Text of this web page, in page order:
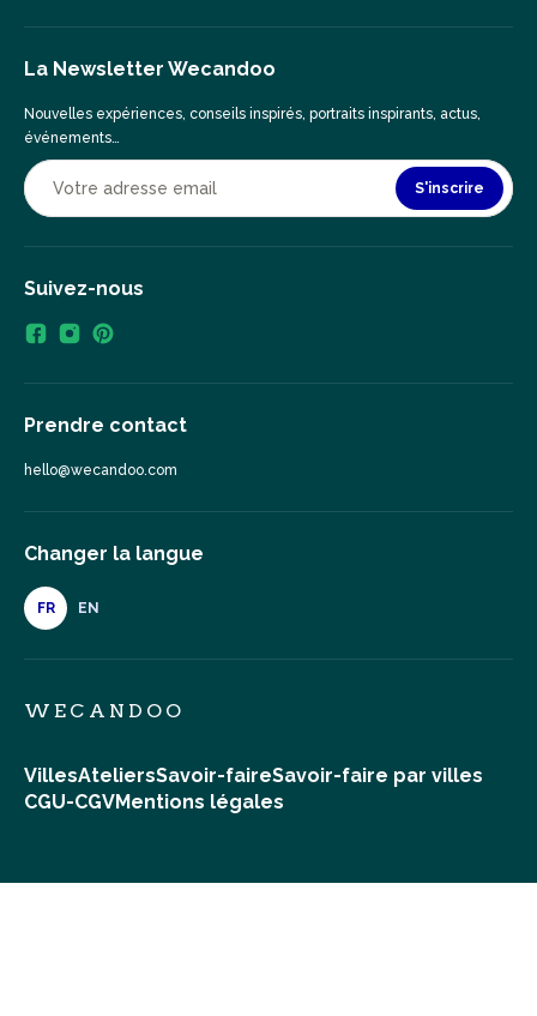
La Newsletter Wecandoo
Nouvelles expériences, conseils inspirés, portraits inspirants, actus,
événements…
S'inscrire
Suivez-nous
Prendre contact
hello@wecandoo.com
Changer la langue
FR EN
WECANDOO
VillesAteliersSavoir-faireSavoir-faire par villes
CGU-CGVMentions légales